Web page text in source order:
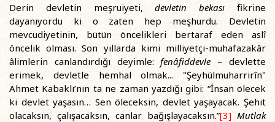
Derin devletin meşruiyeti,devletin bekası fikrine
dayanıyordu ki o zaten hep meşhurdu. Devletin
mevcudiyetinin, bütün öncelikleri bertaraf eden aslî
öncelik olması. Son yıllarda kimi milliyetçi-muhafazakâr
âlimlerin canlandırdığı deyimle:fenâfiddevle – devlette
erimek, devletle hemhal olmak... "Şeyhülmuharrirîn"
Ahmet Kabaklı’nın ta ne zaman yazdığı gibi: “İnsan ölecek
ki devlet yaşasın… Sen öleceksin, devlet yaşayacak. Şehit
olacaksın, çalışacaksın, canlar bağışlayacaksın.”[3] Mutlak